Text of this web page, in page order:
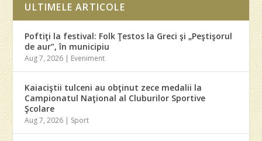
ULTIMELE ARTICOLE
Poftiţi la festival: Folk Ţestos la Greci şi „Peştişorul
de aur”, în municipiu
Aug 7, 2026 | Eveniment
Kaiaciştii tulceni au obţinut zece medalii la
Campionatul Naţional al Cluburilor Sportive
Şcolare
Aug 7, 2026 | Sport